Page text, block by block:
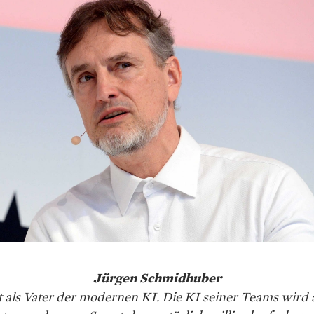
Jürgen Schmidhuber
als Vater der modernen KI. Die KI seiner Teams wird